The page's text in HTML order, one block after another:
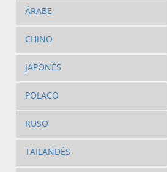
ÁRABE
CHINO
JAPONÉS
POLACO
RUSO
TAILANDÉS